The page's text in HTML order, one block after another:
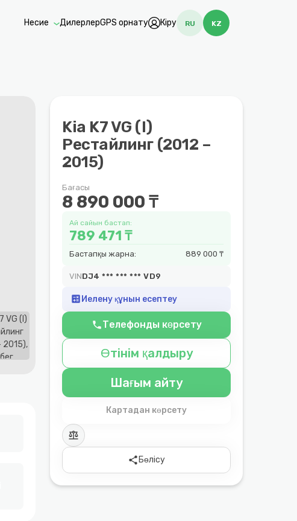
Несие ДилерлерGPS орнату Кіру RU KZ
Kia K7 VG (I)
Рестайлинг (2012 –
2015)
Бағасы
8 890 000 ₸
Ай сайын бастап:
789 471 ₸
Бастапқы жарна: 889 000 ₸
VINDJ4 *** *** *** VD9
calculate Иелену құнын есептеу
phoneТелефонды көрсету
Өтінім қалдыру
Шағым айту
Картадан көрсету
balance
share Бөлісу